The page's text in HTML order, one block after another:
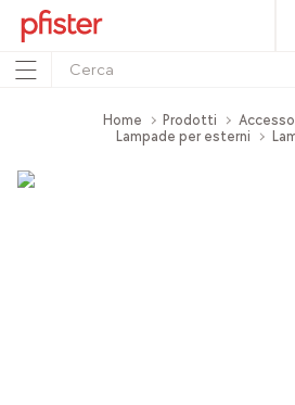
Home Prodotti
Lampade per esterni